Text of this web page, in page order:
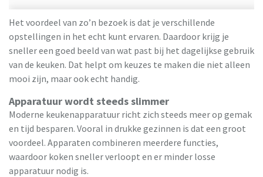
Het voordeel van zo’n bezoek is dat je verschillende
opstellingen in het echt kunt ervaren. Daardoor krijg je
sneller een goed beeld van wat past bij het dagelijkse gebruik
van de keuken. Dat helpt om keuzes te maken die niet alleen
mooi zijn, maar ook echt handig.
Apparatuur wordt steeds slimmer
Moderne keukenapparatuur richt zich steeds meer op gemak
en tijd besparen. Vooral in drukke gezinnen is dat een groot
voordeel. Apparaten combineren meerdere functies,
waardoor koken sneller verloopt en er minder losse
apparatuur nodig is.